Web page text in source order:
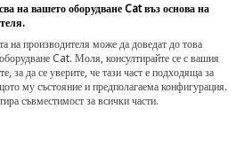
maintenance and assembly
на вашето оборудване Cat въз основа на
на производителя може да доведат до това
Cat. Моля, консултирайте се с вашия
за да се уверите, че тази част е подходяща за
му състояние и предполагаема конфигурация.
съвместимост за всички части.